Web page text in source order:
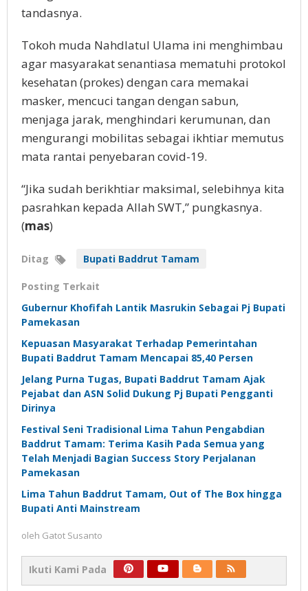
tandasnya.
Tokoh muda Nahdlatul Ulama ini menghimbau
agar masyarakat senantiasa mematuhi protokol
kesehatan (prokes) dengan cara memakai
masker, mencuci tangan dengan sabun,
menjaga jarak, menghindari kerumunan, dan
mengurangi mobilitas sebagai ikhtiar memutus
mata rantai penyebaran covid-19.
“Jika sudah berikhtiar maksimal, selebihnya kita
pasrahkan kepada Allah SWT,” pungkasnya.
(mas)
Ditag Bupati Baddrut Tamam
Posting Terkait
Gubernur Khofifah Lantik Masrukin Sebagai Pj Bupati
Pamekasan
Kepuasan Masyarakat Terhadap Pemerintahan
Bupati Baddrut Tamam Mencapai 85,40 Persen
Jelang Purna Tugas, Bupati Baddrut Tamam Ajak
Pejabat dan ASN Solid Dukung Pj Bupati Pengganti
Dirinya
Festival Seni Tradisional Lima Tahun Pengabdian
Baddrut Tamam: Terima Kasih Pada Semua yang
Telah Menjadi Bagian Success Story Perjalanan
Pamekasan
Lima Tahun Baddrut Tamam, Out of The Box hingga
Bupati Anti Mainstream
oleh Gatot Susanto
Ikuti Kami Pada